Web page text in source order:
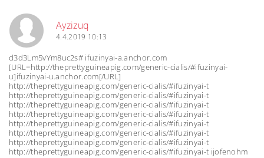
Ayzizuq
4.4.2019 10:13
d3d3Lm5vYm8uc2s# ifuzinyai-a.anchor.com
[URL=http://theprettyguineapig.com/generic-cialis/#ifuzinyai-
u]ifuzinyai-u.anchor.com[/URL]
http://theprettyguineapig.com/generic-cialis/#ifuzinyai-t
http://theprettyguineapig.com/generic-cialis/#ifuzinyai-t
http://theprettyguineapig.com/generic-cialis/#ifuzinyai-t
http://theprettyguineapig.com/generic-cialis/#ifuzinyai-t
http://theprettyguineapig.com/generic-cialis/#ifuzinyai-t
http://theprettyguineapig.com/generic-cialis/#ifuzinyai-t
http://theprettyguineapig.com/generic-cialis/#ifuzinyai-t
http://theprettyguineapig.com/generic-cialis/#ifuzinyai-t ijofenohm